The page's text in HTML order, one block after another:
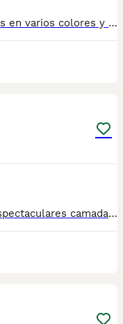
Camadas de Scotish Fold disponibles en varios colores y tonalidades. Machos y hembras. Criadores responsables y familiares. Se entregan a partir de 2 meses de edad y sus vacunas correspondientes, desparasitados. Todos los cachorros son descendientes de las mejores líneas nacionales. Se entregan en toda España con transporte de alta calidad preparado para animales, van en vehículo climatizado con chófer particular a cargo del comprador. Si tienes dudas o consultas sobre la raza, podemos resolver tus dudas por whats app ;) Abogamos por una cría nacional (no en países del este) en un ambiente familiar con personas con vocación en una cría ética y responsable, y que por encima de todo, aman a los animales Teléfono / Whats app: 641 92 23 90
📞📞6️⃣4️⃣1️⃣9️⃣2️⃣2️⃣3️⃣9️⃣0️⃣📞📞📞📞 Espectaculares camadas de gatitos de Scotish Fold blue nacionales descendientes de las mejores líneas de sangre. Disponibles tanto hembras como machos. Las camadas están bajo supervisión veterinaria desde su nacimiento hasta que son entregadas a su nueva familia. Criados por un equipo de profesionales y mejores personas que, con más de 20 años de experiencia , cuidan a los animales por vocación, aplicando una cría ética y responsable para que cada cachorro se desarrolle con la mejor salud y con un buen temperamento. Todos los cachorritos se entregan con unos dos meses y medio de edad y sus vacunas correspondientes, desparasitados interna y externamente, con certificado de salud, y garantía tanto por enfermedad vírica como congénito genética. Posibilidad de entregar en toda España mediante transporte propio preparado para animales y con chofer privado. Los precios pueden variar según las características y morfología de cada cachorro. Añádenos al whats app o llámanos, y encantados atenderemos todas tus dudas y consultas. Teléfono / Whats app: 641 92 23 90